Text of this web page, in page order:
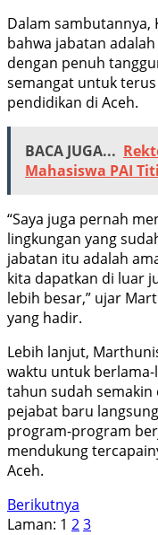
Dalam sambutannya,
bahwa jabatan
dengan penuh
semangat untuk
pendidikan di Aceh.
BACA JUGA...
Mahasiswa PAI
“Saya juga pernah
lingkungan yang
jabatan itu adalah
kita dapatkan di luar
lebih besar,” ujar
yang hadir.
Lebih lanjut,
waktu untuk
tahun sudah semakin
pejabat baru
program-program
mendukung
Aceh.
Berikutnya
Laman: 1 23